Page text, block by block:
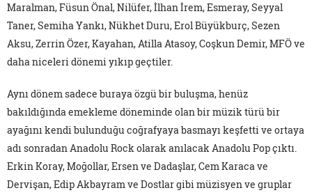
Maralman, Füsun Önal, Nilüfer, İlhan İrem, Esmeray, Seyyal
Taner, Semiha Yankı, Nükhet Duru, Erol Büyükburç, Sezen
Aksu, Zerrin Özer, Kayahan, Atilla Atasoy, Coşkun Demir, MFÖ ve
daha niceleri dönemi yıkıp geçtiler.
Aynı dönem sadece buraya özgü bir buluşma, henüz
bakıldığında emekleme döneminde olan bir müzik türü bir
ayağını kendi bulunduğu coğrafyaya basmayı keşfetti ve ortaya
adı sonradan Anadolu Rock olarak anılacak Anadolu Pop çıktı.
Erkin Koray, Moğollar, Ersen ve Dadaşlar, Cem Karaca ve
Dervişan, Edip Akbayram ve Dostlar gibi müzisyen ve gruplar